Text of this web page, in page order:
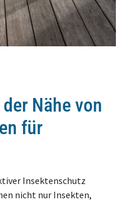
Nähe von
für
Insektenschutz
nicht nur Insekten,